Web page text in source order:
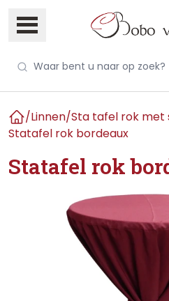
Home
/Linnen/Sta tafel rok met
Statafel rok bordeaux
Statafel rok